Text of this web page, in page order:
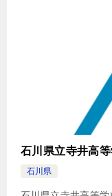
石川県立寺井高
石川県